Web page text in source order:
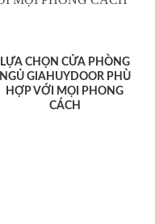
LỰA CHỌN CỬA PHÒNG
NGỦ GIAHUYDOOR PHÙ
HỢP VỚI MỌI PHONG
CÁCH